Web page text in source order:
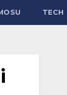
TECH